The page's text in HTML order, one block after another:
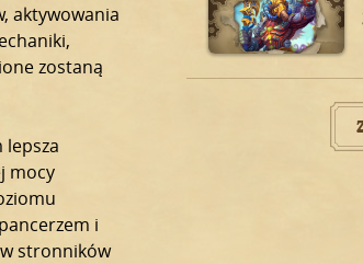
aktywowania
zostaną
lepsza
mocy
i
stronników